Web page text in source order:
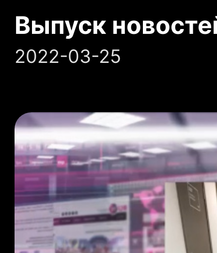
Выпуск
2022-03-25